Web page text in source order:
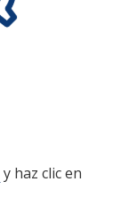
y haz clic en